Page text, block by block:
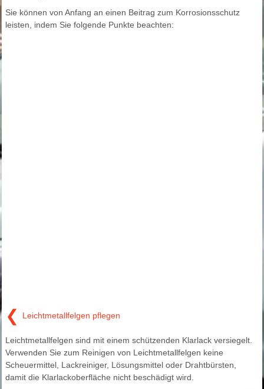
Sie können von Anfang an einen Beitrag zum Korrosionsschutz
leisten, indem Sie folgende Punkte beachten:
❮ Leichtmetallfelgen pflegen
Leichtmetallfelgen sind mit einem schützenden Klarlack versiegelt.
Verwenden Sie zum Reinigen von Leichtmetallfelgen keine
Scheuermittel, Lackreiniger, Lösungsmittel oder Drahtbürsten,
damit die Klarlackoberfläche nicht beschädigt wird.